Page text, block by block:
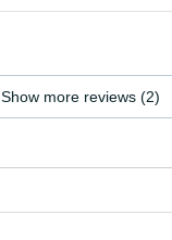
Show more reviews (2)